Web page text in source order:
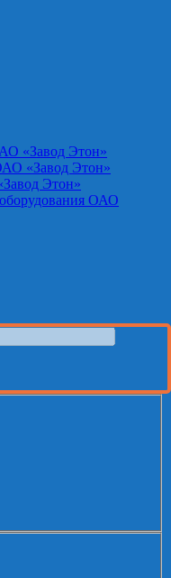
«Завод Этон»
«Завод Этон»
Этон»
ОАО